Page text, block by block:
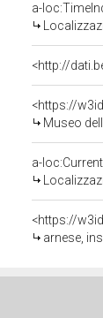
a-
<http://
<https://
Museo
a-
<https://
arnese,